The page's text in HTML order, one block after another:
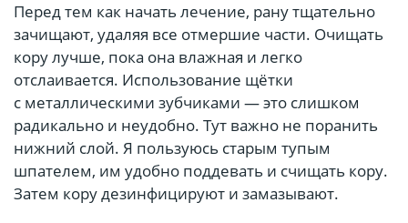
Перед тем как начать лечение, рану тщательно
зачищают, удаляя все отмершие части. Очищать
кору лучше, пока она влажная и легко
отслаивается. Использование щётки
с металлическими зубчиками — это слишком
радикально и неудобно. Тут важно не поранить
нижний слой. Я пользуюсь старым тупым
шпателем, им удобно поддевать и счищать кору.
Затем кору дезинфицируют и замазывают.